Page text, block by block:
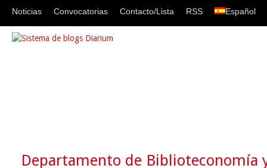
Noticias Convocatorias Contacto/Lista RSS Español
Departamento de Biblioteconomía